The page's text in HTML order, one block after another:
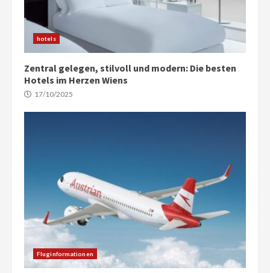
hotels
Zentral gelegen, stilvoll und modern: Die besten
Hotels im Herzen Wiens
17/10/2025
Fluginformationen